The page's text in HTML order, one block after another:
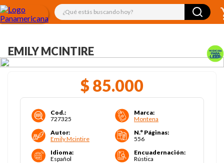
¿Qué estás buscando hoy?
EMILY MCINTIRE
$ 85.000
Cod.:
727325
Marca:
Montena
Autor:
Emily Mcintire
N.° Páginas:
556
Idioma:
Español
Encuadernación:
Rústica